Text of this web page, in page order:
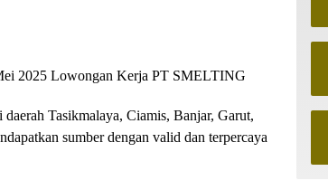
2025 Lowongan Kerja PT SMELTING
Tasikmalaya, Ciamis, Banjar, Garut,
sumber dengan valid dan terpercaya